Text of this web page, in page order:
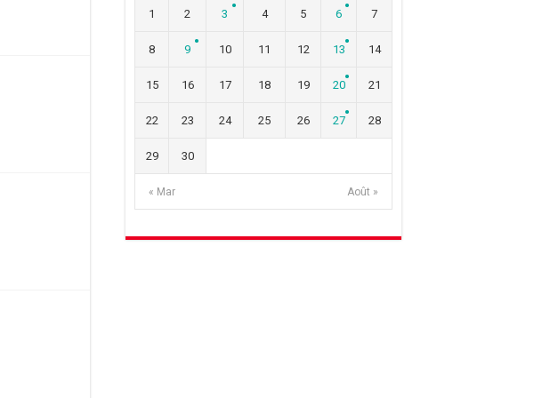
« Mar Août »
1 2 3 4 5 6 7
8 9 10 11 12 13 14
15 16 17 18 19 20 21
22 23 24 25 26 27 28
29 30